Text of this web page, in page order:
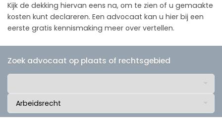
Kijk de dekking hiervan eens na, om te zien of u gemaakte
kosten kunt declareren. Een advocaat kan u hier bij een
eerste gratis kennismaking meer over vertellen.
Zoek advocaat op plaats of rechtsgebied